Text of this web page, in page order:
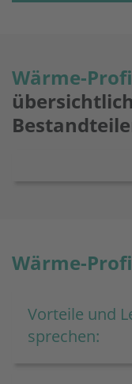
Wärme-
Wärme-
Vorteile und
sprechen: